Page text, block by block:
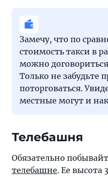
Замечу, что по
стоимость такси в
можно
Только не забудьте
поторговаться.
местные могут и
Телебашня
Обязательно
телебашне. Ее высота